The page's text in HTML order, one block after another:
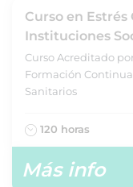
Curso en
Instituciones
Curso Acreditado
Formación
Sanitarios
120 horas
Más info